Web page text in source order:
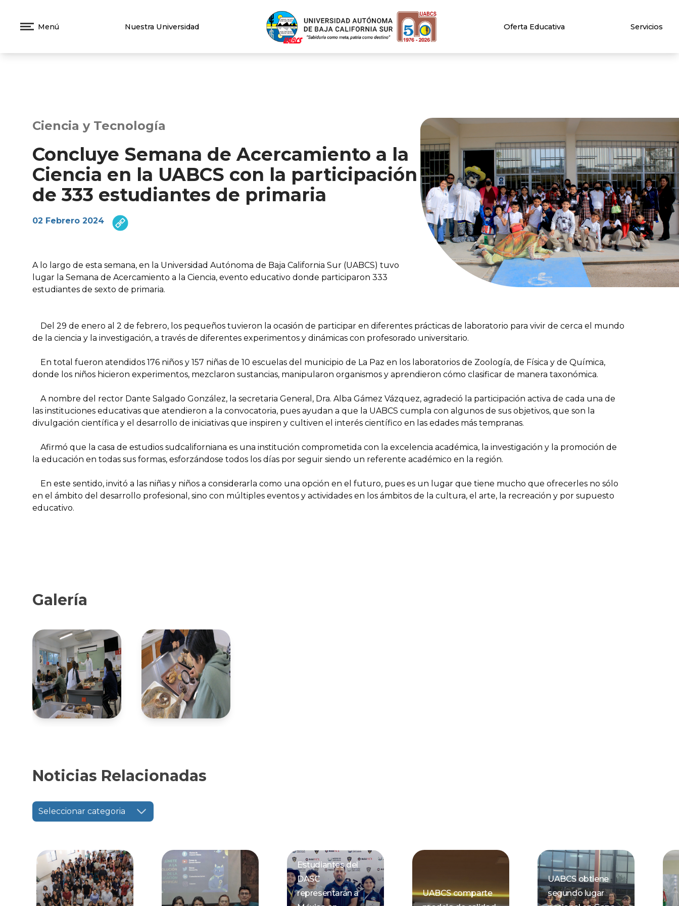
Menú Nuestra Universidad Oferta Educativa Servicios
Ciencia y Tecnología
Concluye Semana de Acercamiento a la
Ciencia en la UABCS con la participación
de 333 estudiantes de primaria
02 Febrero 2024
A lo largo de esta semana, en la Universidad Autónoma de Baja California Sur (UABCS) tuvo
lugar la Semana de Acercamiento a la Ciencia, evento educativo donde participaron 333
estudiantes de sexto de primaria.
Del 29 de enero al 2 de febrero, los pequeños tuvieron la ocasión de participar en diferentes prácticas de laboratorio para vivir de cerca el mundo
de la ciencia y la investigación, a través de diferentes experimentos y dinámicas con profesorado universitario.
En total fueron atendidos 176 niños y 157 niñas de 10 escuelas del municipio de La Paz en los laboratorios de Zoología, de Física y de Química,
donde los niños hicieron experimentos, mezclaron sustancias, manipularon organismos y aprendieron cómo clasificar de manera taxonómica.
A nombre del rector Dante Salgado González, la secretaria General, Dra. Alba Gámez Vázquez, agradeció la participación activa de cada una de
las instituciones educativas que atendieron a la convocatoria, pues ayudan a que la UABCS cumpla con algunos de sus objetivos, que son la
divulgación científica y el desarrollo de iniciativas que inspiren y cultiven el interés científico en las edades más tempranas.
Afirmó que la casa de estudios sudcaliforniana es una institución comprometida con la excelencia académica, la investigación y la promoción de
la educación en todas sus formas, esforzándose todos los días por seguir siendo un referente académico en la región.
En este sentido, invitó a las niñas y niños a considerarla como una opción en el futuro, pues es un lugar que tiene mucho que ofrecerles no sólo
en el ámbito del desarrollo profesional, sino con múltiples eventos y actividades en los ámbitos de la cultura, el arte, la recreación y por supuesto
educativo.
Galería
Noticias Relacionadas
Seleccionar categoria
Estudiantes del
DASC
representarán a
UABCS comparte
UABCS obtiene
segundo lugar